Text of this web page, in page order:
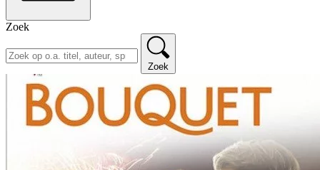
Zoek
Zoek